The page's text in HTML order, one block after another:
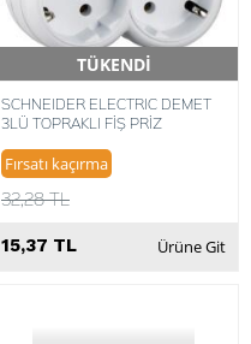
TÜKENDİ
Hızlı Teslimat
SCHNEIDER ELECTRIC DEMET
3LÜ TOPRAKLI FİŞ PRİZ
Fırsatı kaçırma
32,28 TL
15,37 TL Ürüne Git